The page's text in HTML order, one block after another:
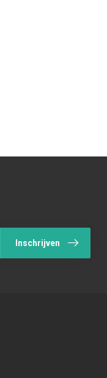
Inschrijven